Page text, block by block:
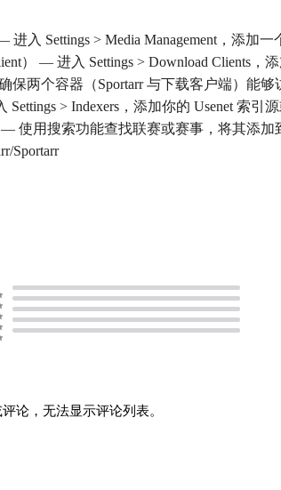
进入 Settings > Media Management，添加
） — 进入 Settings > Download Clients，
保两个容器（Sportarr 与下载客户端）能够
> Indexers，添加你的 Usenet 索引
使用搜索功能查找联赛或赛事，将其添加
Sportarr
论，无法显示评论列表。